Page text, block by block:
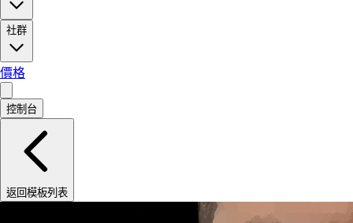
社群
價格
控制台
返回模板列表